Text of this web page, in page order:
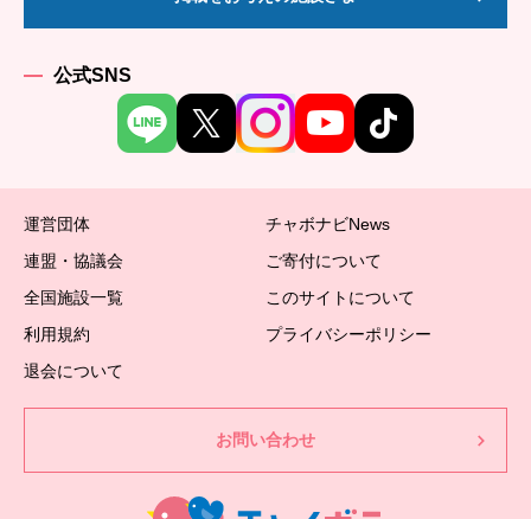
公式SNS
運営団体
チャボナビNews
連盟・協議会
ご寄付について
全国施設一覧
このサイトについて
利用規約
プライバシーポリシー
退会について
お問い合わせ